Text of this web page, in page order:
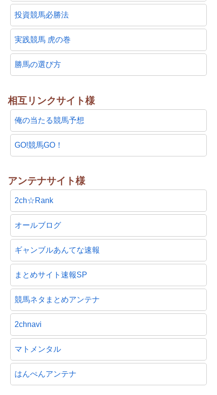
投資競馬必勝法
実践競馬 虎の巻
勝馬の選び方
相互リンクサイト様
俺の当たる競馬予想
GO!競馬GO！
アンテナサイト様
2ch☆Rank
オールブログ
ギャンブルあんてな速報
まとめサイト速報SP
競馬ネタまとめアンテナ
2chnavi
マトメンタル
はんぺんアンテナ